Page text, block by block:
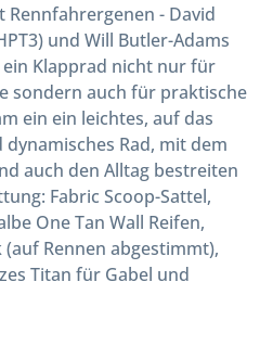
- David
und Will Butler-Adams
Klapprad nicht nur für
sondern auch für praktische
ein ein leichtes, auf das
Rad, mit dem
auch den Alltag bestreiten
Fabric Scoop-Sattel,
One Tan Wall Reifen,
Rennen abgestimmt),
Titan für Gabel und